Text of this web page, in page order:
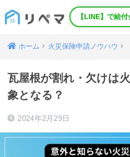
【LINE】で給
ホーム 火災保険申請ノウハウ
瓦屋根が割れ・欠けは
象となる？
2024年2月29日